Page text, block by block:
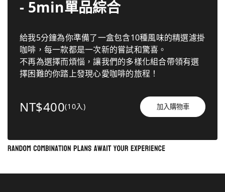
- 5min單品綜合
給我5分鐘為你準備了一盒包含10種風味的精選濾掛
咖啡，每一款都是一次新的嘗試和驚喜。
不再為選擇而煩惱，讓我們的多樣化組合帶領有選
擇困難的你踏上發現心愛咖啡的旅程！
NT$400(10入) 加入購物車